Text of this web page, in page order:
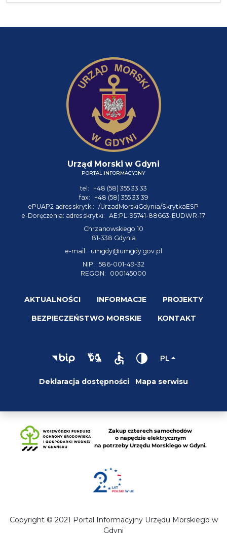
Urząd Morski w Gdyni
PORTAL INFORMACYJNY
tel: +48 (58) 355 33 33
fax: +48 (58) 355 33 39
ePUAP2 adres skrytki: /UrzadMorskiGdynia/SkrytkaESP
e-Doręczenia: adres skrytki: AE:PL-95741-88663-EUDWR-17
Chrzanowskiego 10
81-338 Gdynia
e-mail:
umgdy@umgdy.gov.pl
NIP: 586-001-49-32
REGON:
000145000
AKTUALNOŚCI INFORMACJE PROJEKTY
BEZPIECZEŃSTWO MORSKIE KONTAKT
PL
Deklaracja dostępności Mapa serwisu
Copyright © 2021 Portal Informacyjny Urzędu Morskiego w
Gdyni